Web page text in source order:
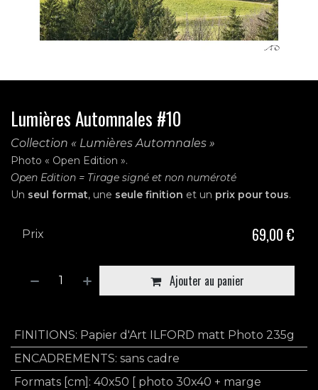
Lumières Automnales #10
Collection « Lumières Automnales »
Photo « Open Edition ».
Open Edition = Tirage signé et non numéroté
Un seul format, une seule finition et un prix pour tous.
Ajouter au panier
Prix 69,00 €
FINITIONS: Papier d'Art ILFORD matt Photo 235g
ENCADREMENTS: sans cadre
Formats [cm] : 40x50 [ photo 30x40 + marge